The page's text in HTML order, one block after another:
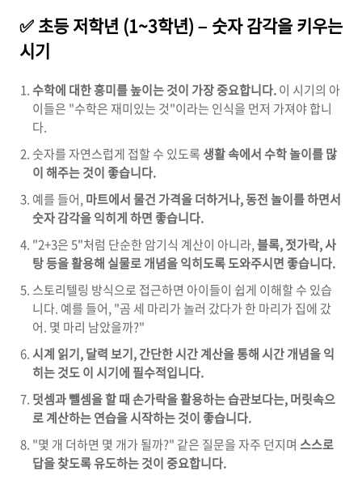
✅ 초등 저학년 (1~3학년) – 숫자 감각을 키우는
시기
수학에 대한 흥미를 높이는 것이 가장 중요합니다.이 시기의 아
이들은 "수학은 재미있는 것"이라는 인식을 먼저 가져야 합니
다.
숫자를 자연스럽게 접할 수 있도록 생활 속에서 수학 놀이를 많
이 해주는 것이 좋습니다.
예를 들어, 마트에서 물건 가격을 더하거나, 동전 놀이를 하면서
숫자 감각을 익히게 하면 좋습니다.
"2+3은 5"처럼 단순한 암기식 계산이 아니라,블록, 젓가락, 사
탕 등을 활용해 실물로 개념을 익히도록 도와주시면 좋습니다.
스토리텔링 방식으로 접근하면 아이들이 쉽게 이해할 수 있습
니다. 예를 들어, "곰 세 마리가 놀러 갔다가 한 마리가 집에 갔
어. 몇 마리 남았을까?"
시계 읽기, 달력 보기, 간단한 시간 계산을 통해 시간 개념을 익
히는 것도 이 시기에 필수적입니다.
덧셈과 뺄셈을 할 때 손가락을 활용하는 습관보다는, 머릿속으
로 계산하는 연습을 시작하는 것이 좋습니다.
"몇 개 더하면 몇 개가 될까?" 같은 질문을 자주 던지며 스스로
답을 찾도록 유도하는 것이 중요합니다.